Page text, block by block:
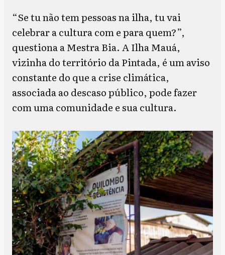
“Se tu não tem pessoas na ilha, tu vai
celebrar a cultura com e para quem?”,
questiona a Mestra Bia. A Ilha Mauá,
vizinha do território da Pintada, é um aviso
constante do que a crise climática,
associada ao descaso público, pode fazer
com uma comunidade e sua cultura.